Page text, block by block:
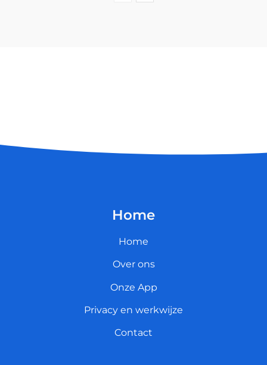
Home
Home
Over ons
Onze App
Privacy en werkwijze
Contact